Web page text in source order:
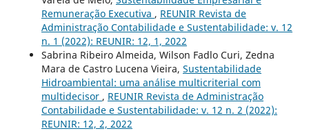
Remuneração Executiva , REUNIR Revista de
Administração Contabilidade e Sustentabilidade: v. 12
n. 1 (2022): REUNIR: 12, 1, 2022
Sabrina Ribeiro Almeida, Wilson Fadlo Curi, Zedna
Mara de Castro Lucena Vieira, Sustentabilidade
Hidroambiental: uma análise multicriterial com
multidecisor , REUNIR Revista de Administração
Contabilidade e Sustentabilidade: v. 12 n. 2 (2022):
REUNIR: 12, 2, 2022